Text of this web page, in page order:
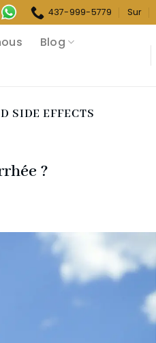
437-999-5779 Sur
Blog
SIDE EFFECTS
?